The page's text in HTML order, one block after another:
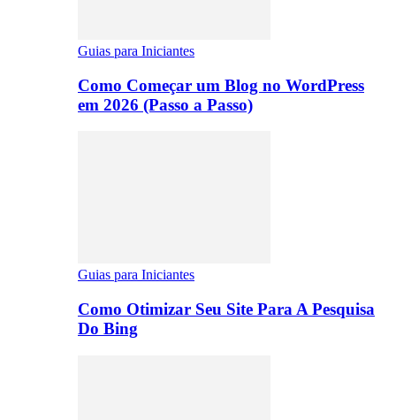
Guias para Iniciantes
Como Começar um Blog no WordPress
em 2026 (Passo a Passo)
Guias para Iniciantes
Como Otimizar Seu Site Para A Pesquisa
Do Bing